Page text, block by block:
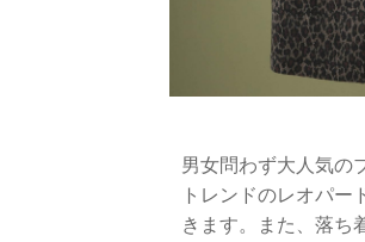
男女問わず大人気の
トレンドのレオパ
きます。また、落ち